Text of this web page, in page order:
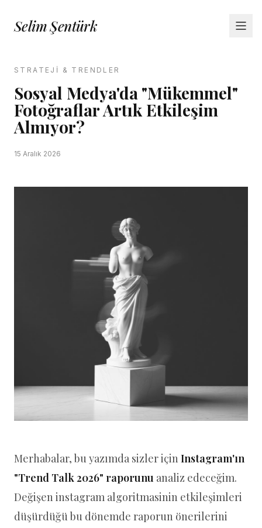
Selim Şentürk
PERSPEKTIF
VIDEOLAR
BASIN
STRATEJI & TRENDLER
Sosyal Medya'da "Mükemmel"
Fotoğraflar Artık Etkileşim
Almıyor?
15 Aralık 2026
Merhabalar, bu yazımda sizler içinInstagram'ın
"Trend Talk 2026" raporunu analiz edeceğim.
Değişen instagram algoritmasinin etkileşimleri
düşürdüğü bu dönemde raporun önerilerini